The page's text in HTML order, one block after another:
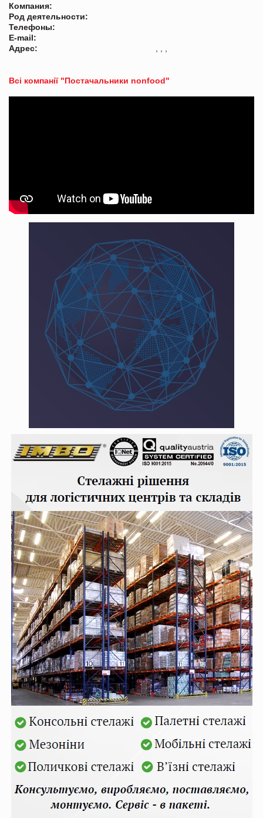
Компания:
Род деятельности:
Телефоны:
E-mail:
Адрес:
Всі компанії "Постачальники nonfood"